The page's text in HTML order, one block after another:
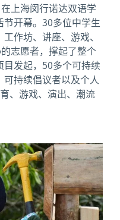
上海闵行诺达双语学
开幕。30多位中学生
作坊、讲座、游戏、
志愿者，撑起了整个
发起，50多个可持续
持续倡议者以及个人
、游戏、演出、潮流